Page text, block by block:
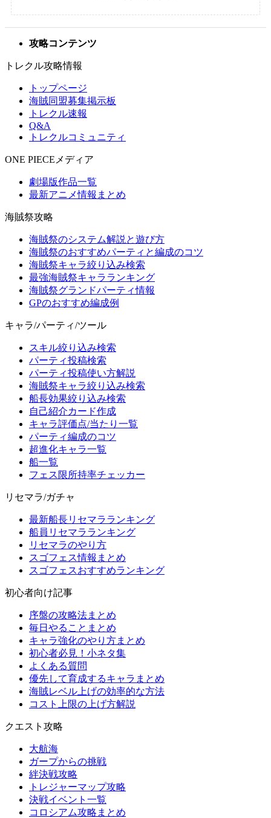
攻略コンテンツ
トレクル攻略情報
トップページ
海賊同盟募集掲示板
トレクル速報
Q&A
トレクルコミュニティ
ONE PIECEメディア
劇場版作品一覧
最新アニメ情報まとめ
海賊祭攻略
海賊祭のシステム解説と遊び方
海賊祭のおすすめパーティと編成のコツ
海賊祭キャラ絞り込み検索
最強海賊祭キャラランキング
海賊祭グランドパーティ情報
GPのおすすめ編成例
キャラ/パーティ/ツール
スキル絞り込み検索
パーティ投稿検索
パーティ投稿使い方解説
海賊祭キャラ絞り込み検索
船長効果絞り込み検索
自己紹介カード作成
キャラ評価点/当たり一覧
パーティ編成のコツ
超進化キャラ一覧
船一覧
フェス限所持率チェッカー
リセマラ/ガチャ
最新船長リセマラランキング
船員リセマラランキング
リセマラのやり方
スゴフェス情報まとめ
スゴフェスおすすめランキング
初心者向け記事
序盤の攻略法まとめ
毎日やることまとめ
キャラ強化のやり方まとめ
初心者必見！小ネタ集
よくある質問
優先して育成するキャラまとめ
海賊レベル上げの効率的な方法
コスト上限の上げ方解説
クエスト攻略
大航海
ガープからの挑戦
絆決戦攻略
トレジャーマップ攻略
決戦イベント一覧
コロシアム攻略まとめ